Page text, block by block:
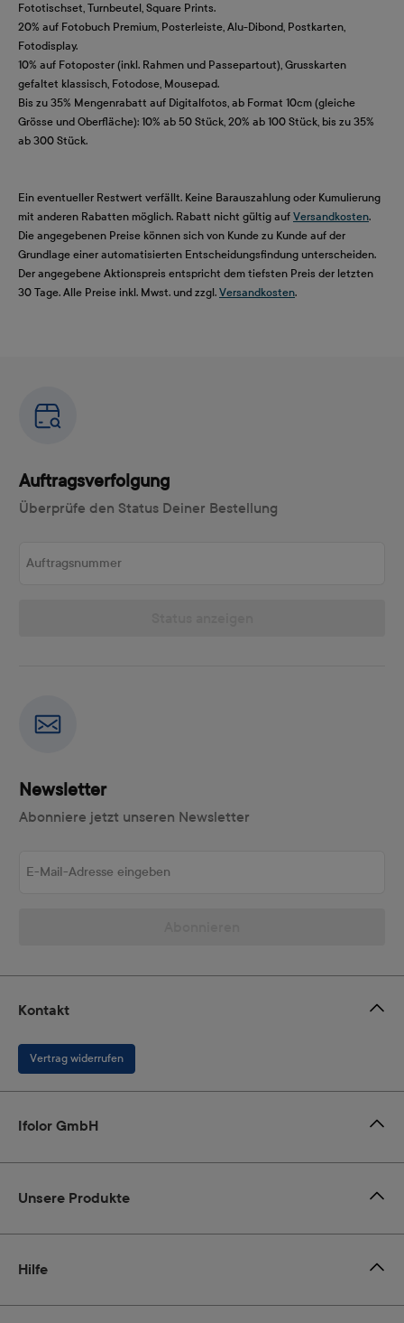
Fototischset, Turnbeutel, Square Prints.
20% auf Fotobuch Premium, Posterleiste, Alu-Dibond, Postkarten,
Fotodisplay.
10% auf Fotoposter (inkl. Rahmen und Passepartout), Grusskarten
gefaltet klassisch, Fotodose, Mousepad.
Bis zu 35% Mengenrabatt auf Digitalfotos, ab Format 10cm (gleiche
Grösse und Oberfläche): 10% ab 50 Stück, 20% ab 100 Stück, bis zu 35%
ab 300 Stück.
Ein eventueller Restwert verfällt. Keine Barauszahlung oder Kumulierung
mit anderen Rabatten möglich. Rabatt nicht gültig auf Versandkosten.
Die angegebenen Preise können sich von Kunde zu Kunde auf der
Grundlage einer automatisierten Entscheidungsfindung unterscheiden.
Der angegebene Aktionspreis entspricht dem tiefsten Preis der letzten
30 Tage. Alle Preise inkl. Mwst. und zzgl. Versandkosten.
Auftragsverfolgung
Überprüfe den Status Deiner Bestellung
Newsletter
Abonniere jetzt unseren Newsletter
Kontakt
Vertrag widerrufen
Ifolor GmbH
Unsere Produkte
Hilfe